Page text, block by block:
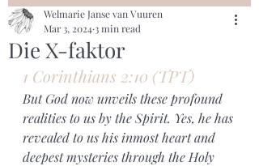
Die X-faktor
Welmarie Janse van Vuuren
Mar 3, 2024 3 min read
1 Corinthians 2:10 (TPT)
But God now unveils these profound
realities to us by the Spirit. Yes, he has
revealed to us his inmost heart and
deepest mysteries through the Holy